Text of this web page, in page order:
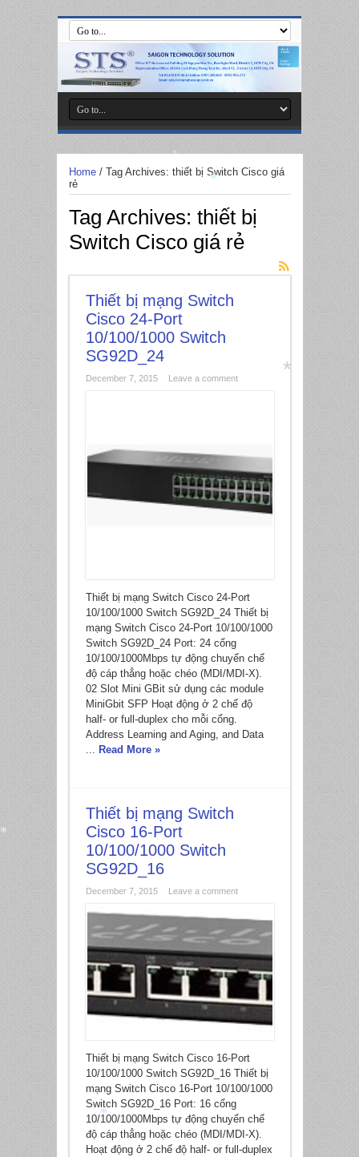
Home/ Tag Archives: thiết bị Switch Cisco giá
rẻ
Tag Archives: thiết bị
Switch Cisco giá rẻ
Thiết bị mạng Switch
Cisco 24-Port
10/100/1000 Switch
SG92D_24
December 7, 2015 Leave a comment
Thiết bị mạng Switch Cisco 24-Port
10/100/1000 Switch SG92D_24 Thiết bị
mạng Switch Cisco 24-Port 10/100/1000
Switch SG92D_24 Port: 24 cổng
10/100/1000Mbps tự động chuyển chế
độ cáp thẳng hoặc chéo (MDI/MDI-X).
02 Slot Mini GBit sử dụng các module
MiniGbit SFP Hoạt động ở 2 chế độ
half- or full-duplex cho mỗi cổng.
Address Learning and Aging, and Data
Read More »
Thiết bị mạng Switch
Cisco 16-Port
10/100/1000 Switch
SG92D_16
December 7, 2015 Leave a comment
Thiết bị mạng Switch Cisco 16-Port
10/100/1000 Switch SG92D_16 Thiết bị
mạng Switch Cisco 16-Port 10/100/1000
Switch SG92D_16 Port: 16 cổng
10/100/1000Mbps tự động chuyển chế
độ cáp thẳng hoặc chéo (MDI/MDI-X).
Hoạt động ở 2 chế độ half- or full-duplex
*